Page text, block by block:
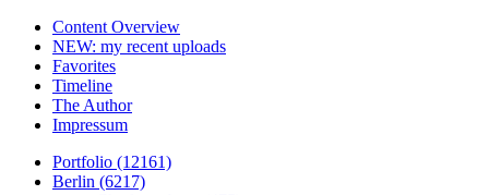
Content Overview
NEW: my recent uploads
Favorites
Timeline
The Author
Impressum
Portfolio (12161)
Berlin (6217)